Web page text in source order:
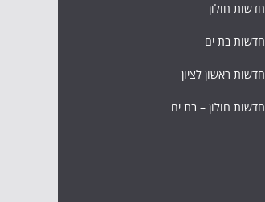
חדשות חולון
חדשות בת ים
חדשות ראשון לציון
חדשות חולון – בת ים